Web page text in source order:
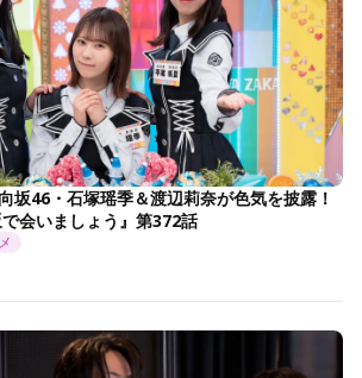
坂46・石塚瑶季＆渡辺莉奈が色気を披露！
で会いましょう』第372話